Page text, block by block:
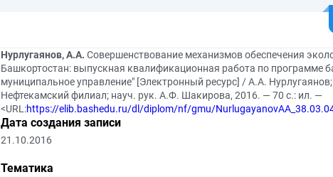
Нурлугаянов, А.А. Совершенствование механизмов обеспечения
Башкортостан: выпускная квалификационная работа по программе
муниципальное управление" [Электронный ресурс] / А.А.
Нефтекамский филиал; науч. рук. А.Ф. Шакирова, 2016. — 70 с.: ил. —
<URL:https://elib.bashedu.ru/dl/diplom/nf/gmu/
Дата создания записи
21.10.2016
Тематика